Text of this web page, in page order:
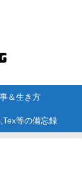
＆生き方
等の備忘録